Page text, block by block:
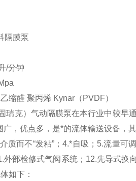
隔膜泵
/分钟
缩醛 聚丙烯 Kynar（PVDF）
瑞克）气动隔膜泵在本行业中较早
广，优点多，是*的流体输送设备，
质而不“发粘”；4.*自吸；5.流量
外部检修式气阀系统；12.先导式换
如下：